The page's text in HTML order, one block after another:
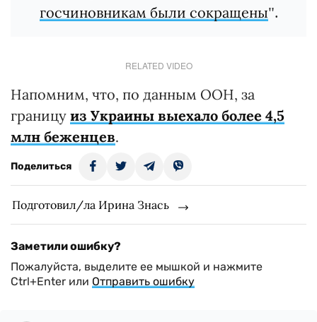
госчиновникам были сокращены".
RELATED VIDEO
Напомним, что, по данным ООН, за
границу из Украины выехало более 4,5
млн беженцев.
Поделиться
Подготовил/ла Ирина Знась
Заметили ошибку?
Пожалуйста, выделите ее мышкой и нажмите
Ctrl+Enter или Отправить ошибку